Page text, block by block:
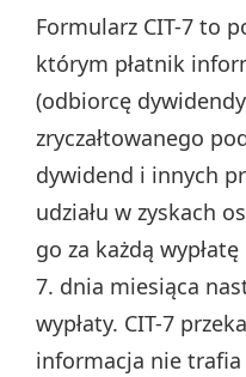
Formularz CIT-7 to
którym płatnik
(odbiorcę
zryczałtowanego
dywidend i innych
udziału w zyskach
go za każdą
7. dnia miesiąca
wypłaty. CIT-7
informacja nie